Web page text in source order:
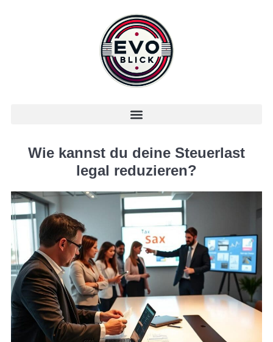
Wie kannst du deine Steuerlast
legal reduzieren?